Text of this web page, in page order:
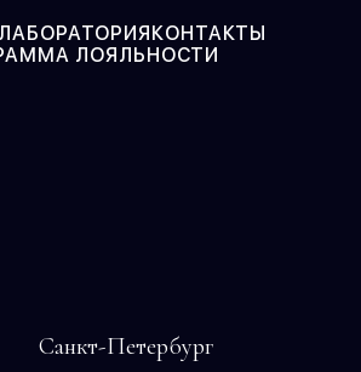
КОНТАКТЫ
ЛОЯЛЬНОСТИ
Санкт-Петербург